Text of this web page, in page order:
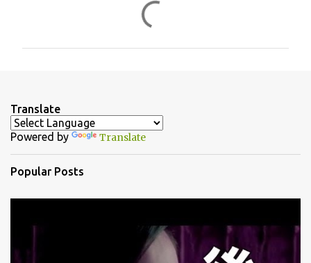
t
s
Translate
Powered by Translate
Popular Posts